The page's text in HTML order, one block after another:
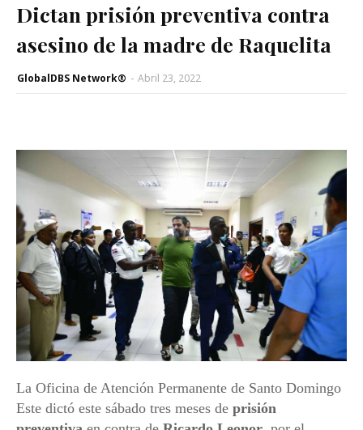
Dictan prisión preventiva contra
asesino de la madre de Raquelita
GlobalDBS Network® - Abril 23, 2022
La Oficina de Atención Permanente de Santo Domingo
Este dictó este sábado tres meses de prisión